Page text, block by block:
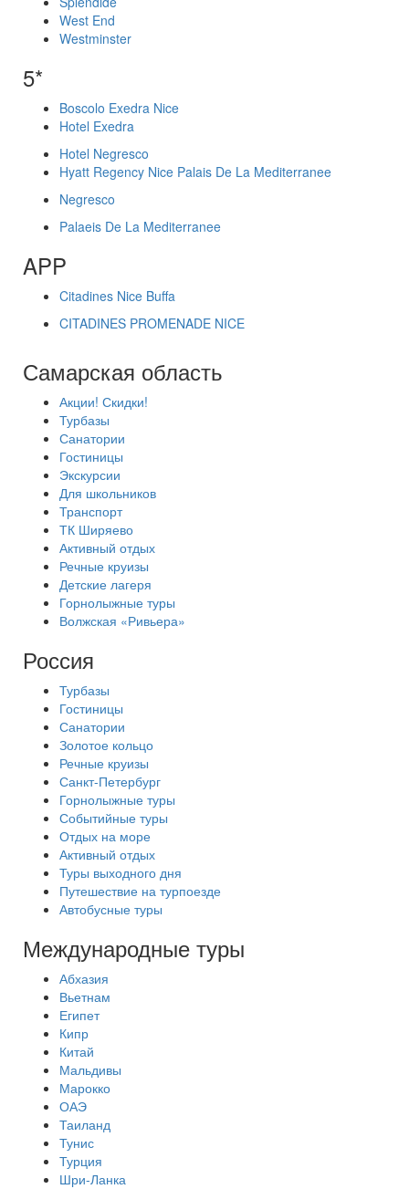
West End
Westminster
5*
Boscolo Exedra Nice
Hotel Exedra
Hotel Negresco
Hyatt Regency Nice Palais De La Mediterranee
Negresco
Palaeis De La Mediterranee
APP
Citadines Nice Buffa
CITADINES PROMENADE NICE
Самарская область
Акции! Скидки!
Турбазы
Санатории
Гостиницы
Экскурсии
Для школьников
Транспорт
ТК Ширяево
Активный отдых
Речные круизы
Детские лагеря
Горнолыжные туры
Волжская «Ривьера»
Россия
Турбазы
Гостиницы
Санатории
Золотое кольцо
Речные круизы
Санкт-Петербург
Горнолыжные туры
Событийные туры
Отдых на море
Активный отдых
Туры выходного дня
Путешествие на турпоезде
Автобусные туры
Международные туры
Абхазия
Вьетнам
Египет
Кипр
Китай
Мальдивы
Марокко
ОАЭ
Таиланд
Тунис
Турция
Шри-Ланка